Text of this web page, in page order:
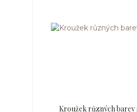
Kroužek různých barev